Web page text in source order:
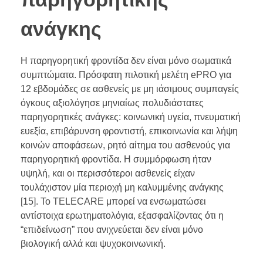
ανάγκης
Η παρηγορητική φροντίδα δεν είναι μόνο σωματικά
συμπτώματα. Πρόσφατη πιλοτική μελέτη ePRO για
12 εβδομάδες σε ασθενείς με μη ιάσιμους συμπαγείς
όγκους αξιολόγησε μηνιαίως πολυδιάστατες
παρηγορητικές ανάγκες: κοινωνική υγεία, πνευματική
ευεξία, επιβάρυνση φροντιστή, επικοινωνία και λήψη
κοινών αποφάσεων, ρητό αίτημα του ασθενούς για
παρηγορητική φροντίδα. Η συμμόρφωση ήταν
υψηλή, και οι περισσότεροι ασθενείς είχαν
τουλάχιστον μία περιοχή μη καλυμμένης ανάγκης
[15]. Το TELECARE μπορεί να ενσωματώσει
αντίστοιχα ερωτηματολόγια, εξασφαλίζοντας ότι η
“επιδείνωση” που ανιχνεύεται δεν είναι μόνο
βιολογική αλλά και ψυχοκοινωνική.